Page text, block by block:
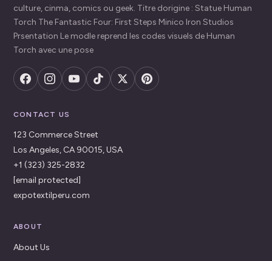
culture, cinma, comics ou geek. Titre dorigine : Statue Human
Torch The Fantastic Four: First Steps Minico Iron Studios
Prsentation Le modle reprend les codes visuels de Human
Torch avec une pose
CONTACT US
123 Commerce Street
Los Angeles, CA 90015, USA
+1 (323) 325-2832
[email protected]
expotextilperu.com
ABOUT
About Us